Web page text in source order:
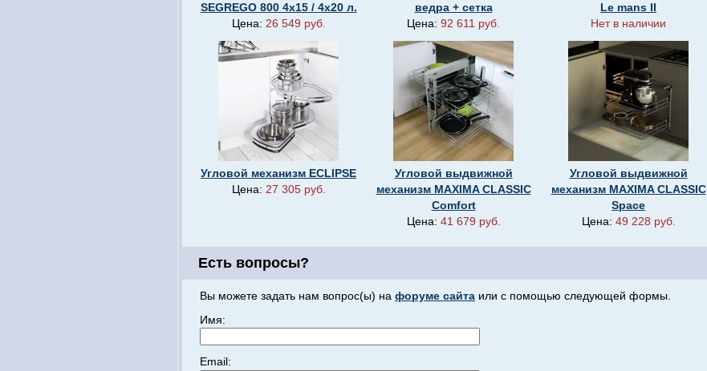
SEGREGO 800 4х15 / 4х20 л.
Цена: 26 549 руб.
ведра + сетка
Цена: 92 611 руб.
Le mans II
Нет в наличии
Угловой механизм ECLIPSE
Цена: 27 305 руб.
Угловой выдвижной
механизм MAXIMA CLASSIC
Comfort
Цена: 41 679 руб.
Угловой выдвижной
механизм MAXIMA CLASSIC
Space
Цена: 49 228 руб.
Есть вопросы?
Вы можете задать нам вопрос(ы) на форуме сайта или с помощью следующей формы.
Имя:
Email: